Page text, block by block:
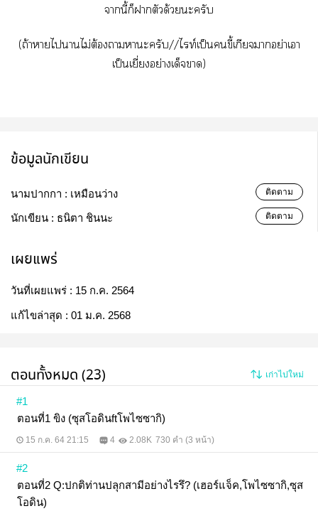
านี้ก็าตัวด้วยะครับ
(ถ้าาไาไม่ต้องาาะครับ//ไท์เป็นขี้เกียจาอย่าเา
เป็นเยี่ยงอย่างเด็จา)
ข้อมูลนักเขียน
นามปากกา : เหมือนว่าง ติดตาม
นักเขียน : ธนิตา ชินนะ ติดตาม
เผยแพร่
วันที่เผยแพร่ : 15 ก.ค. 2564
แก้ไขล่าสุด : 01 ม.ค. 2568
ตอนทั้งหมด (23) เก่าไปใหม่
#1
ตอนที่1 ขิง (ซุสโอดินftโพไซซากิ)
15 ก.ค. 64 21:15 4 2.08K 730 คำ (3 หน้า)
#2
ตอนที่2 Q:ปกติท่านปลุกสามีอย่างไรรึ? (เฮอร์แจ็ค,โพไซซากิ,ซุส
โอดิน)